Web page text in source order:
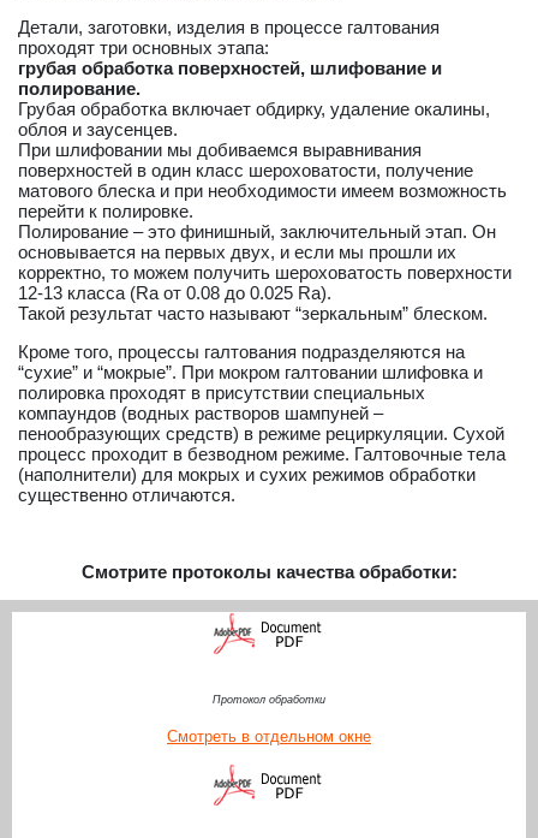
Детали, заготовки, изделия в процессе галтования
проходят три основных этапа:
грубая обработка поверхностей, шлифование и
полирование.
Грубая обработка включает обдирку, удаление окалины,
облоя и заусенцев.
При шлифовании мы добиваемся выравнивания
поверхностей в один класс шероховатости, получение
матового блеска и при необходимости имеем возможность
перейти к полировке.
Полирование – это финишный, заключительный этап. Он
основывается на первых двух, и если мы прошли их
корректно, то можем получить шероховатость поверхности
12-13 класса (Ra от 0.08 до 0.025 Ra).
Такой результат часто называют “зеркальным” блеском.
Кроме того, процессы галтования подразделяются на
“сухие” и “мокрые”. При мокром галтовании шлифовка и
полировка проходят в присутствии специальных
компаундов (водных растворов шампуней –
пенообразующих средств) в режиме рециркуляции. Сухой
процесс проходит в безводном режиме. Галтовочные тела
(наполнители) для мокрых и сухих режимов обработки
существенно отличаются.
Смотрите протоколы качества обработки:
Протокол обработки
Смотреть в отдельном окне